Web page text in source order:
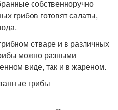
собственноручно
грибов готовят салаты,
отваре и в различных
можно разными
виде, так и в жареном.
грибы